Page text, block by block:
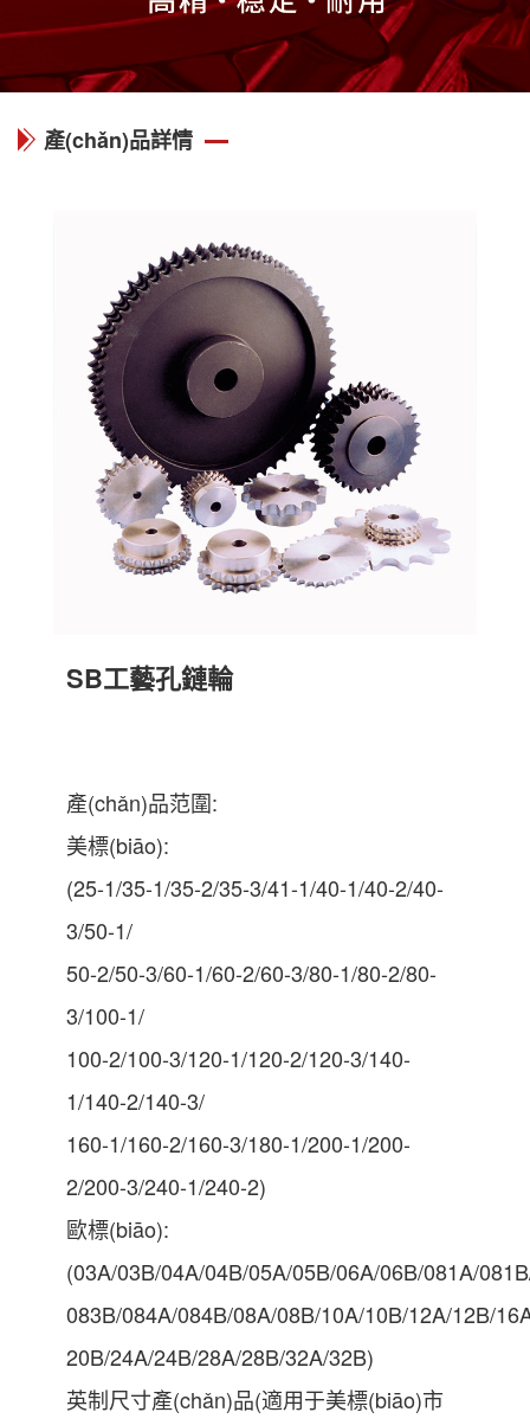
產(chǎn)品詳情
SB工藝孔鏈輪
產(chǎn)品范圍:
美標(biāo):
(25-1/35-1/35-2/35-3/41-1/40-1/40-2/40-
3/50-1/
50-2/50-3/60-1/60-2/60-3/80-1/80-2/80-
3/100-1/
100-2/100-3/120-1/120-2/120-3/140-
1/140-2/140-3/
160-1/160-2/160-3/180-1/200-1/200-
2/200-3/240-1/240-2)
歐標(biāo):
(03A/03B/04A/04B/05A/05B/06A/06B/081A/
083B/084A/084B/08A/08B/10A/10B/12A/12B/
20B/24A/24B/28A/28B/32A/32B)
英制尺寸產(chǎn)品(適用于美標(biāo)市